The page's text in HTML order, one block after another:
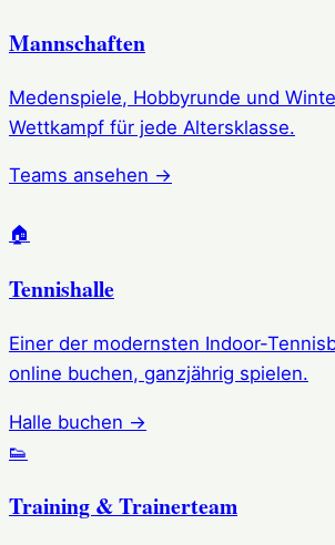
Mannschaften
Medenspiele, Hobbyrunde und
Wettkampf für jede Altersklasse.
Teams ansehen →
🏠
Tennishalle
Einer der modernsten Indoor-
online buchen, ganzjährig spielen.
Halle buchen →
👟
Training & Trainerteam